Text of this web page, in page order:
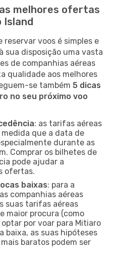
melhores ofertas
Island
reservar voos é simples e
sua disposição uma vasta
de companhias aéreas
qualidade aos melhores
se também 5 dicas
no seu próximo voo
: as tarifas aéreas
que a data de
durante as
Comprar os bilhetes de
pode ajudar a
ofertas.
baixas: para a
companhias aéreas
suas tarifas aéreas
maior procura (como
por voar para Mitiaro
baixa, as suas hipóteses
baratos podem ser